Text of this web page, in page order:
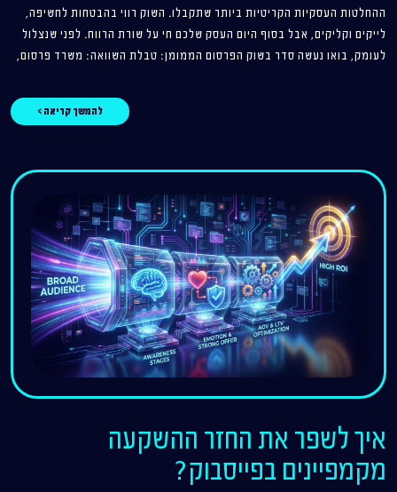
ההחלטות העסקיות הקריטיות ביותר שתקבלו. השוק רווי בהבטחות לחשיפה,
לייקים וקליקים, אבל בסוף היום העסק שלכם חי על שורת הרווח. לפני שנצלול
לעומק, בואו נעשה סדר בשוק הפרסום הממומן: טבלת השוואה: משרד פרסום,
להמשך קריאה >
איך לשפר את החזר ההשקעה
מקמפיינים בפייסבוק?